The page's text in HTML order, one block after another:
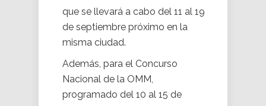
que se llevará a cabo del 11 al 19
de septiembre próximo en la
misma ciudad.
Además, para el Concurso
Nacional de la OMM,
programado del 10 al 15 de